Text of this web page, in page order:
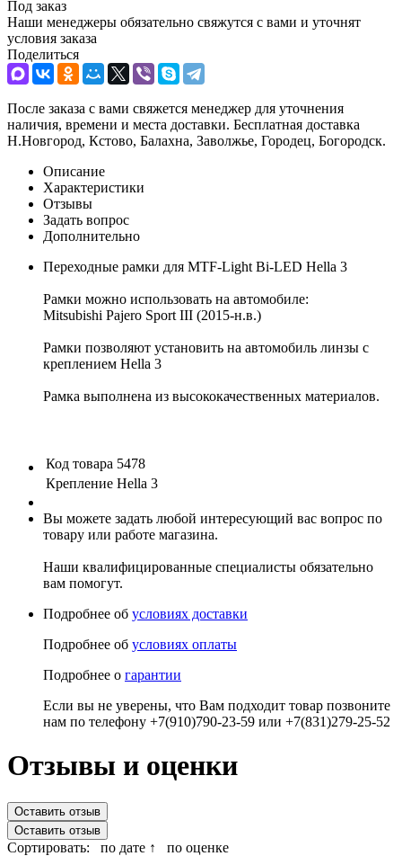
Под заказ
Наши менеджеры обязательно свяжутся с вами и уточнят
условия заказа
Поделиться
После заказа с вами свяжется менеджер для уточнения
наличия, времени и места доставки. Бесплатная доставка
Н.Новгород, Кстово, Балахна, Заволжье, Городец, Богородск.
Описание
Характеристики
Отзывы
Задать вопрос
Дополнительно
Переходные рамки для MTF-Light Bi-LED Hella 3
Рамки можно использовать на автомобиле:
Mitsubishi Pajero Sport III (2015-н.в.)
Рамки позволяют установить на автомобиль линзы с
креплением Hella 3
Рамка выполнена из высококачественных материалов.
Код товара 5478
Крепление Hella 3
Вы можете задать любой интересующий вас вопрос по
товару или работе магазина.
Наши квалифицированные специалисты обязательно
вам помогут.
Подробнее об условиях доставки
Подробнее об условиях оплаты
Подробнее о гарантии
Если вы не уверены, что Вам подходит товар позвоните
нам по телефону +7(910)790-23-59 или +7(831)279-25-52
Отзывы и оценки
Оставить отзыв
Оставить отзыв
Сортировать: по дате ↑ по оценке